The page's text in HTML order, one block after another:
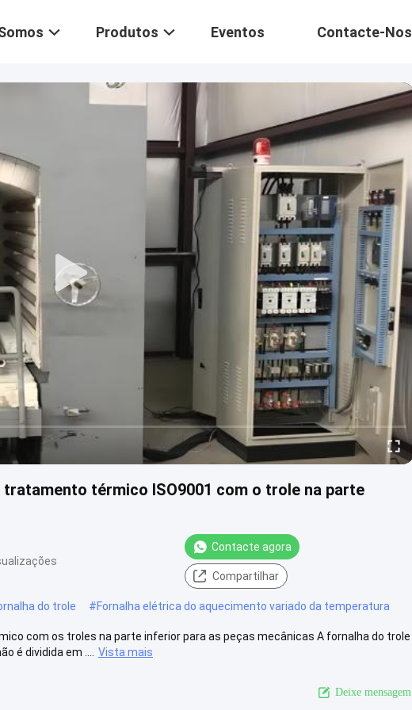
Produtos Eventos Contacte-Nos
térmico ISO9001 com o trole na parte
Contacte agora
Compartilhar
do trole #Fornalha elétrica do aquecimento variado da temperatura
com os troles na parte inferior para as peças mecânicas A fornalha do trole
é dividida em ....
Vista mais
Deixe mensagem.